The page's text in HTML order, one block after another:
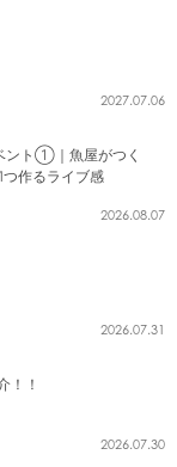
2027.07.06
ント①｜魚屋がつく
つ作るライブ感
2026.08.07
2026.07.31
！！
2026.07.30